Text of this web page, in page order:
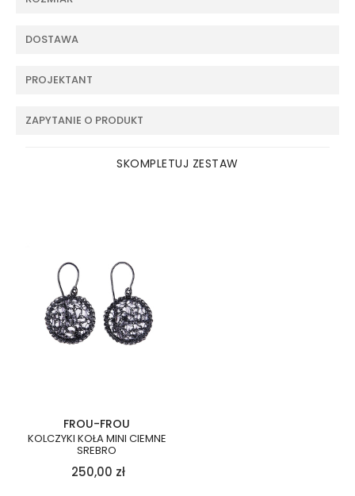
DOSTAWA
PROJEKTANT
ZAPYTANIE O PRODUKT
SKOMPLETUJ ZESTAW
FROU-FROU
KOLCZYKI KOŁA MINI CIEMNE
SREBRO
250,00 zł